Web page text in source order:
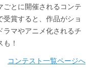
ごとに開催されるコンテ
受賞すると、作品がショ
ラマやアニメ化されるチ
も！
コンテスト一覧ページへ